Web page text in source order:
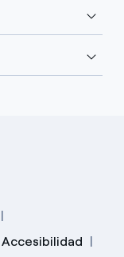
Accesibilidad